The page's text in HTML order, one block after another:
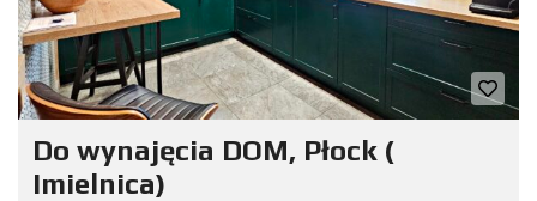
Do wynajęcia DOM, Płock (
Imielnica)